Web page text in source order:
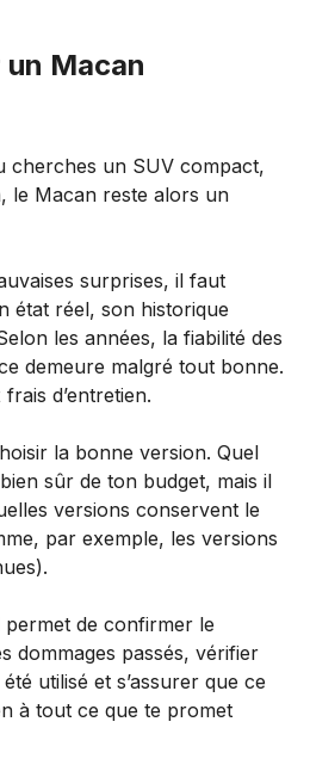
Macan
cherches un SUV compact,
le Macan reste alors un
surprises, il faut
état réel, son historique
les années, la fiabilité des
demeure malgré tout bonne.
d’entretien.
la bonne version. Quel
sûr de ton budget, mais il
versions conservent le
par exemple, les versions
de confirmer le
dommages passés, vérifier
utilisé et s’assurer que ce
à tout ce que te promet